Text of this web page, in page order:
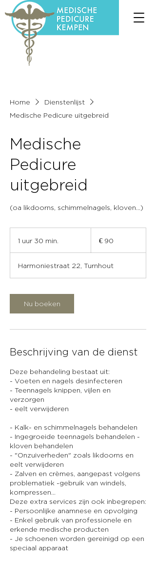
Home
Dienstenlijst
Medische Pedicure uitgebreid
Medische
Pedicure
uitgebreid
(oa likdoorns, schimmelnagels, kloven...)
1 uur 30 min.
3
0
i
n
.
€ 90
Harmoniestraat 22, Turnhout
Nu boeken
Beschrijving van de dienst
Deze behandeling bestaat uit:
- Voeten en nagels desinfecteren
- Teennagels knippen, vijlen en
verzorgen
- eelt verwijderen
- Kalk- en schimmelnagels behandelen
- Ingegroeide teennagels behandelen -
kloven behandelen
- "Onzuiverheden" zoals likdoorns en
eelt verwijderen
- Zalven en crèmes, aangepast volgens
problematiek -gebruik van windels,
kompressen...
Deze extra services zijn ook inbegrepen:
- Persoonlijke anamnese en opvolging
- Enkel gebruik van professionele en
erkende medische producten
- Je schoenen worden gereinigd op een
speciaal apparaat